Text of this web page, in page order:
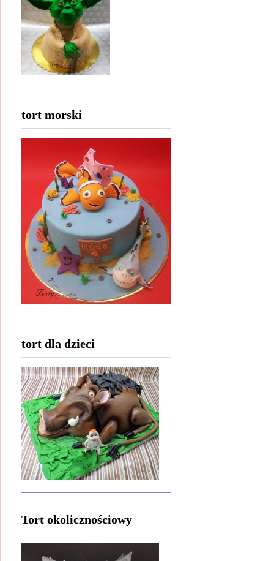
tort morski
tort dla dzieci
Tort okolicznościowy